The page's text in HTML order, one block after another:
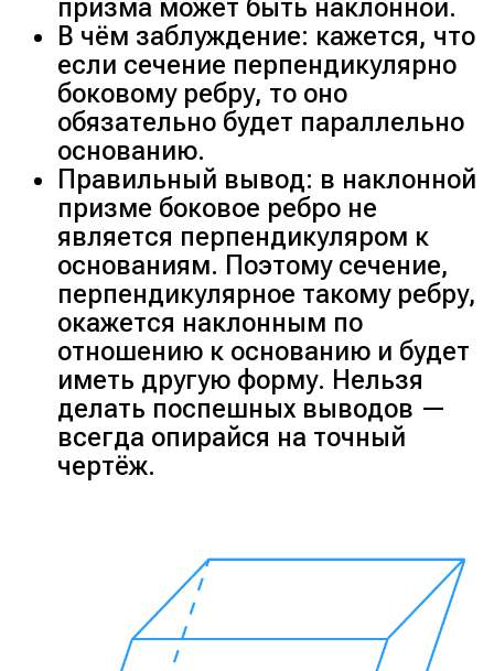
призма может быть наклонной.
В чём заблуждение: кажется, что
если сечение перпендикулярно
боковому ребру, то оно
обязательно будет параллельно
основанию.
Правильный вывод: в наклонной
призме боковое ребро не
является перпендикуляром к
основаниям. Поэтому сечение,
перпендикулярное такому ребру,
окажется наклонным по
отношению к основанию и будет
иметь другую форму. Нельзя
делать поспешных выводов —
всегда опирайся на точный
чертёж.